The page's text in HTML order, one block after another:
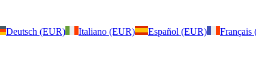
Deutsch (EUR) Italiano (EUR) Español (EUR) Français